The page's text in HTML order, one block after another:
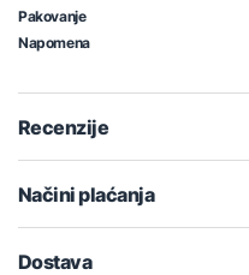
Pakovanje
Napomena
Recenzije
Načini plaćanja
Dostava